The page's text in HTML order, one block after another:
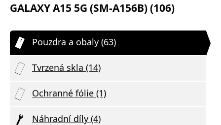
GALAXY A15 5G (SM-A156B) (106)
Pouzdra a obaly (63)
Tvrzená skla (14)
Ochranné fólie (1)
Náhradní díly (4)